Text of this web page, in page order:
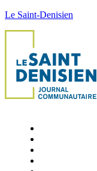
Le Saint-Denisien